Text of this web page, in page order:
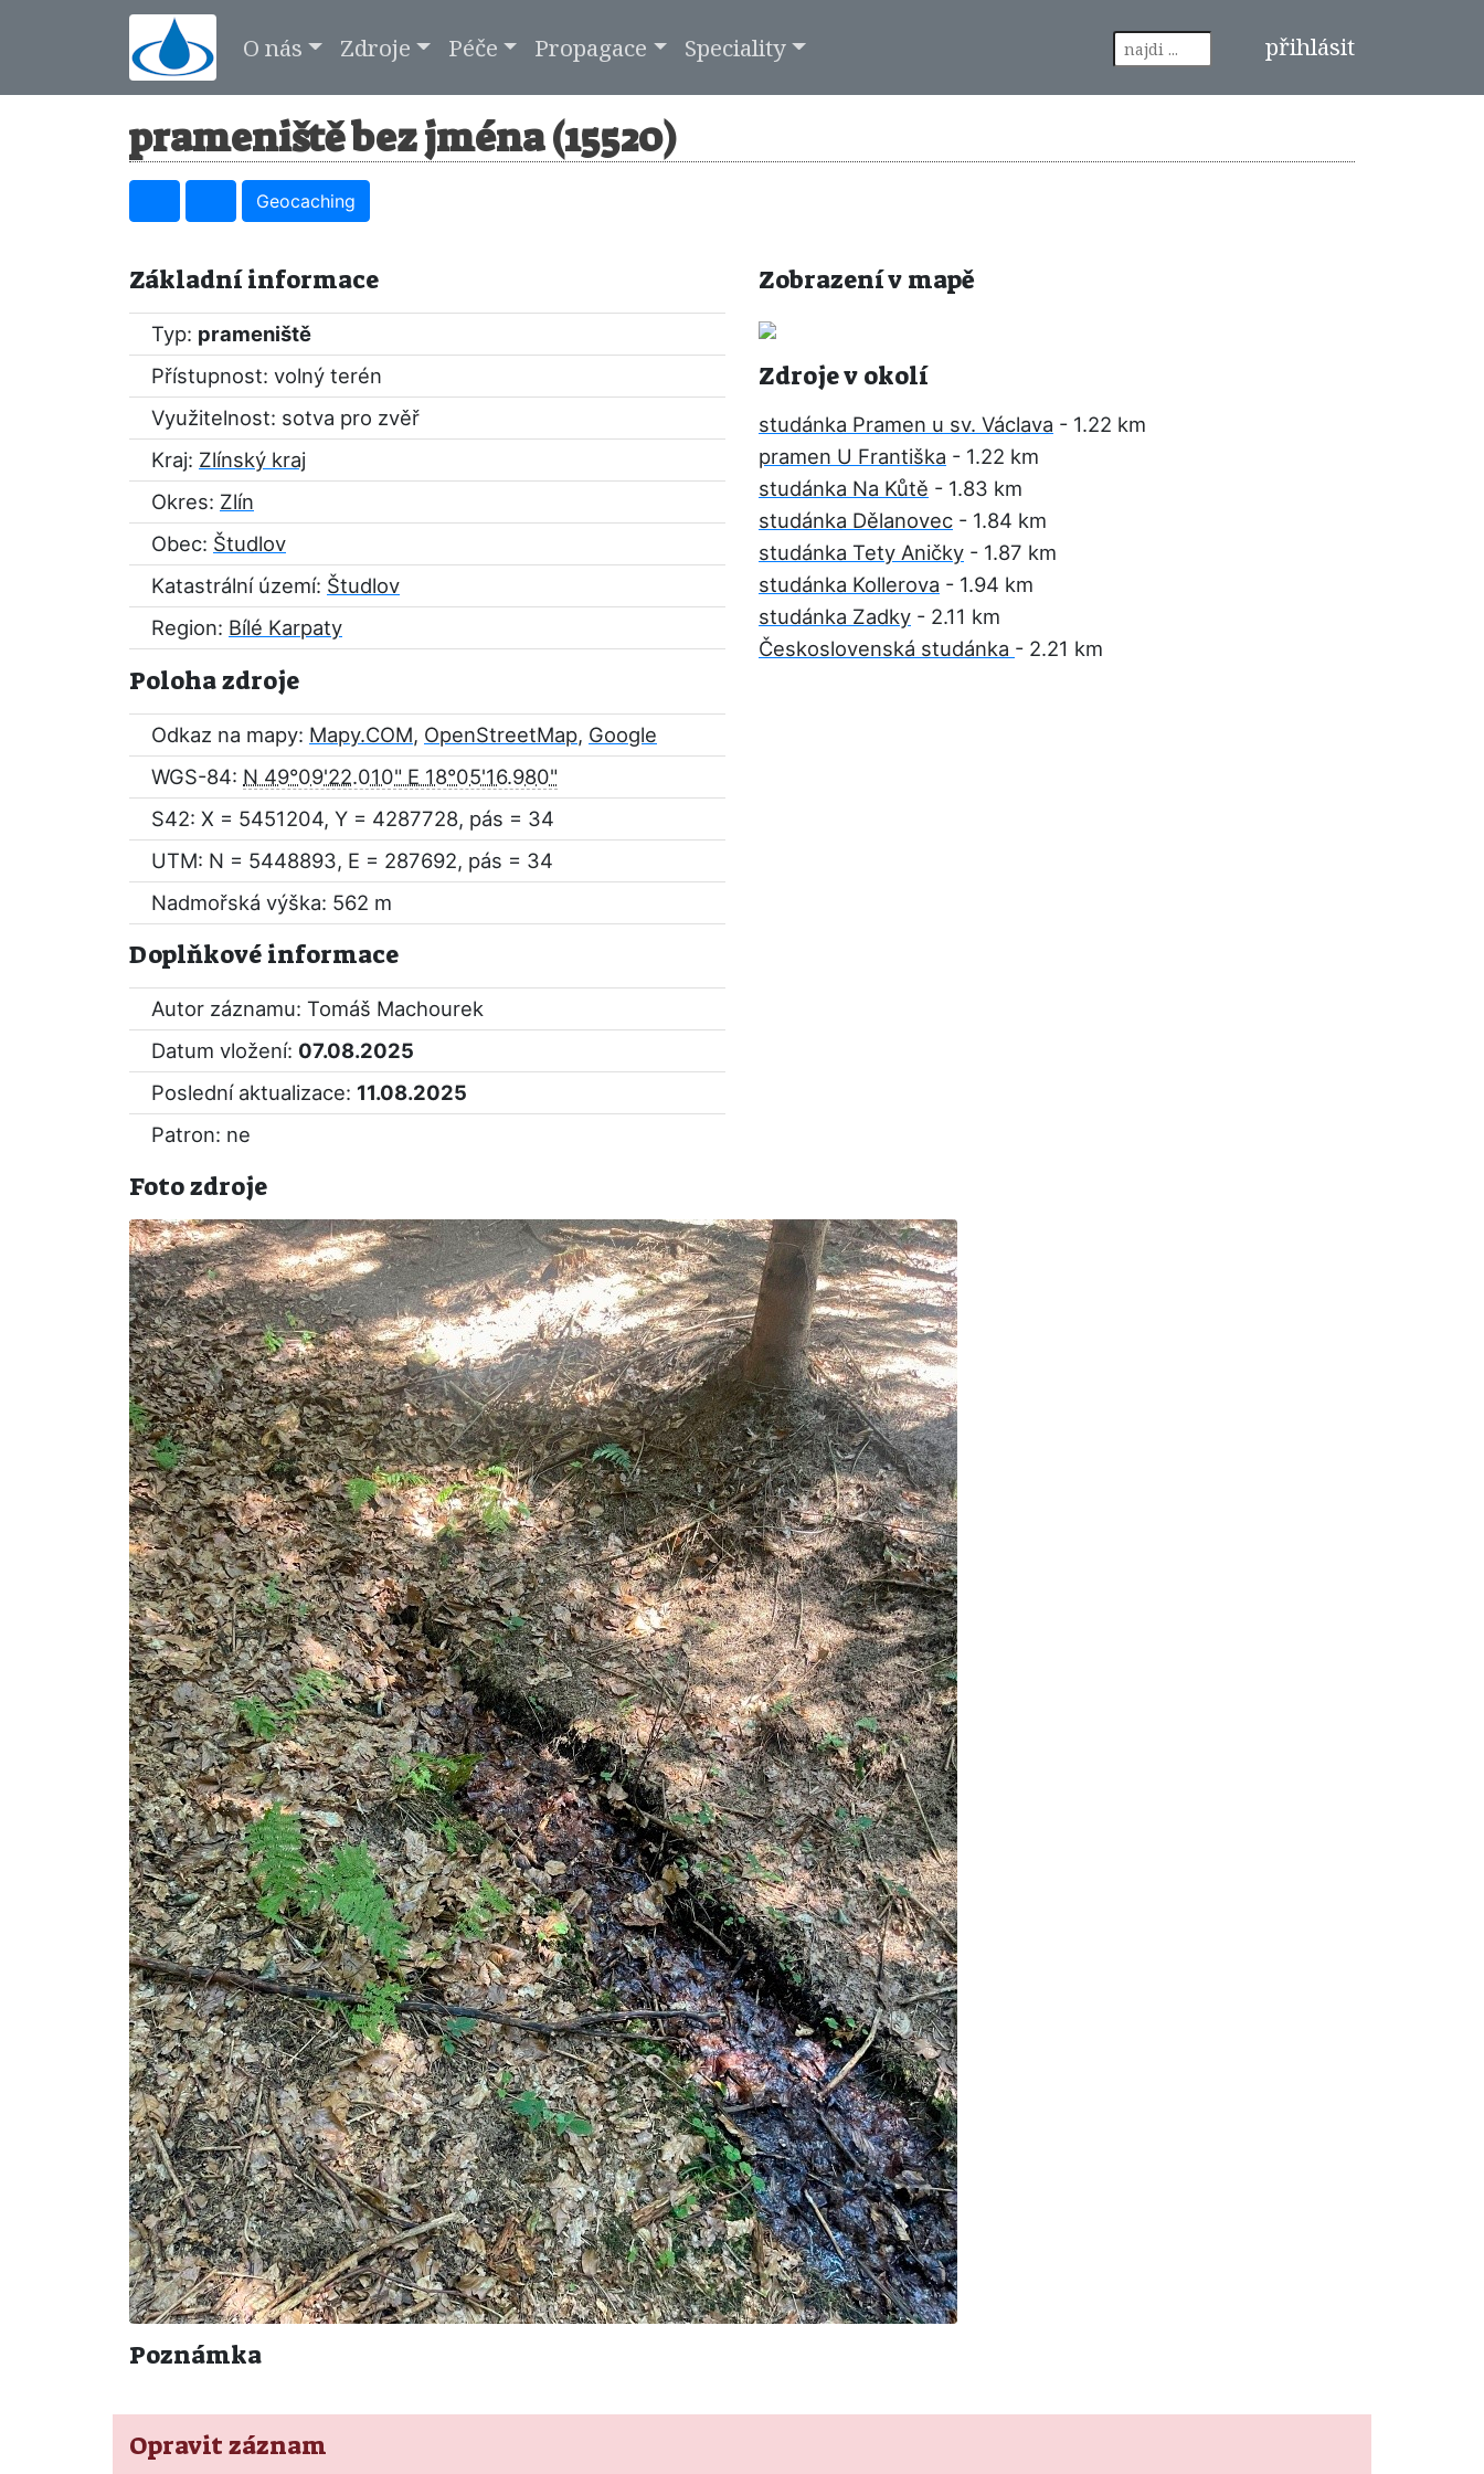
O nás Zdroje Péče Propagace Speciality přihlásit
prameniště bez jména (15520)
Geocaching
Základní informace
Typ: prameniště
Přístupnost: volný terén
Využitelnost: sotva pro zvěř
Kraj: Zlínský kraj
Okres: Zlín
Obec: Študlov
Katastrální území: Študlov
Region: Bílé Karpaty
Poloha zdroje
Odkaz na mapy: Mapy.COM, OpenStreetMap, Google
WGS-84: N 49°09'22.010" E 18°05'16.980"
S42: X = 5451204, Y = 4287728, pás = 34
UTM: N = 5448893, E = 287692, pás = 34
Nadmořská výška: 562 m
Doplňkové informace
Autor záznamu: Tomáš Machourek
Datum vložení: 07.08.2025
Poslední aktualizace: 11.08.2025
Patron: ne
Zobrazení v mapě
Zdroje v okolí
studánka Pramen u sv. Václava - 1.22 km
pramen U Františka - 1.22 km
studánka Na Kůtě - 1.83 km
studánka Dělanovec - 1.84 km
studánka Tety Aničky - 1.87 km
studánka Kollerova - 1.94 km
studánka Zadky - 2.11 km
Československá studánka - 2.21 km
Foto zdroje
Poznámka
Opravit záznam